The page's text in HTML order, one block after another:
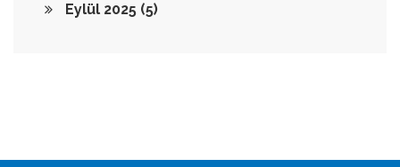
Eylül 2025 (5)